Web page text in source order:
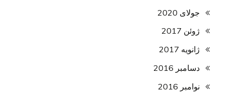
جولای 2020
ژوئن 2017
ژانویه 2017
دسامبر 2016
نوامبر 2016